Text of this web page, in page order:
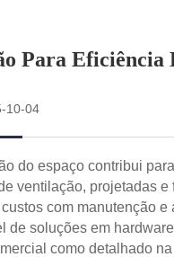
Para Eficiência
10-04
do espaço contribui
ventilação, projetadas
com manutenção
de soluções em
como detalhado